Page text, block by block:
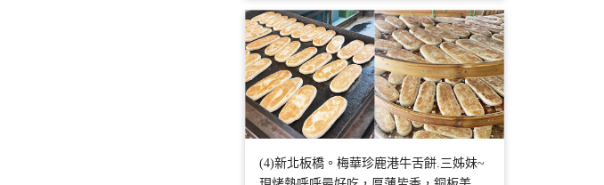
(4)新北板橋。梅華珍鹿港牛舌餅.三姊妹~